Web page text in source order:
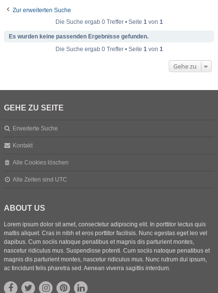
Zur erweiterten Suche
Die Suche ergab 0 Treffer • Seite 1von 1
Es wurden keine passenden Ergebnisse gefunden.
Die Suche ergab 0 Treffer • Seite 1von 1
Gehe zu
GEHE ZU SEITE
Erweiterte Suche
Kontakt
Alle Cookies löschen
Alle Zeiten sind UTC
ABOUT US
Lorem ipsum dolor sit amet, consectetur adipiscing elit. In porttitor lectus quis
mattis aliquet. Cras in nibh et eros porttitor facilisis. Nunc egestas eget leo vel
dapibus. Cum sociis natoque penatibus et magnis dis parturient montes,
nascetur ridiculus mus. Suspendisse potenti. Cum sociis natoque penatibus et
magnis dis parturient montes, nascetur ridiculus mus. Nunc rutrum dui ipsum,
ac tincidunt felis pharetra sed. Aenean viverra sagittis interdum.